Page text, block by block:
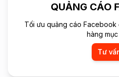
QUẢNG CÁO
Tối ưu quảng cáo Facebook
hàng
Tư